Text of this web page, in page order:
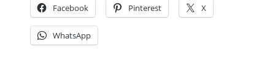
Facebook Pinterest X
WhatsApp